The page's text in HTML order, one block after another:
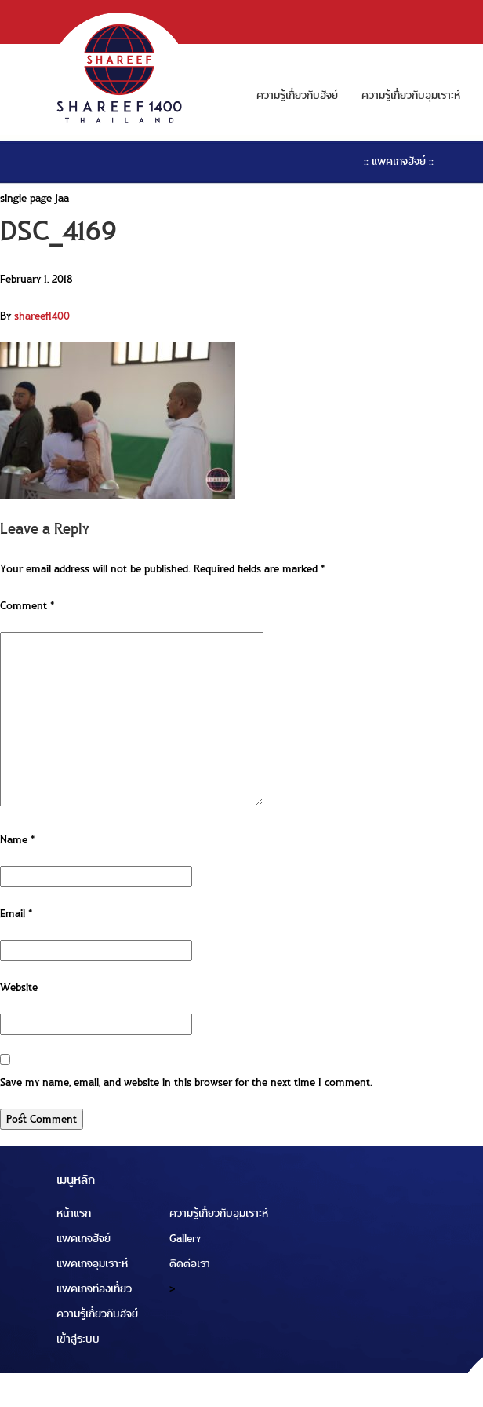
ความรู้เกี่ยวกับฮัจย์ ความรู้เกี่ยวกับอุมเราะห์
:: แพคเกจฮัจย์ ::
single page jaa
DSC_4169
February 1, 2018
Byshareef1400
Leave a Reply
Your email address will not be published.Required fields are marked*
Comment*
Name*
Email*
Website
Save my name, email, and website in this browser for the next time I comment.
เมนูหลัก
หน้าแรก
แพคเกจฮัจย์
แพคเกจอุมเราะห์
แพคเกจท่องเที่ยว
ความรู้เกี่ยวกับฮัจย์
เข้าสู่ระบบ
ความรู้เกี่ยวกับอุมเราะห์
Gallery
ติดต่อเรา
>